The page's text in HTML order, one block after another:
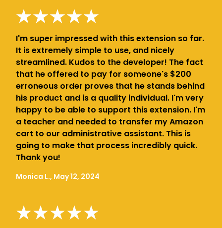
I'm super impressed with this extension so far.
It is extremely simple to use, and nicely
streamlined. Kudos to the developer! The fact
that he offered to pay for someone's $200
erroneous order proves that he stands behind
his product and is a quality individual. I'm very
happy to be able to support this extension. I'm
a teacher and needed to transfer my Amazon
cart to our administrative assistant. This is
going to make that process incredibly quick.
Thank you!
Monica L., May 12, 2024